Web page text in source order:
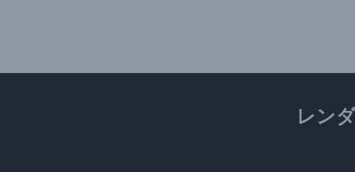
レン